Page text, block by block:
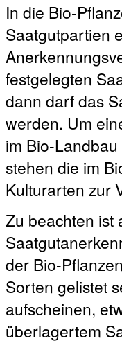
In die Bio-
Saatgutpartien
festgelegten
dann darf das
werden. Um
im Bio-
stehen die im
Kulturarten zur
Zu beachten ist
der Bio-
Sorten gelistet
aufscheinen,
überlagertem